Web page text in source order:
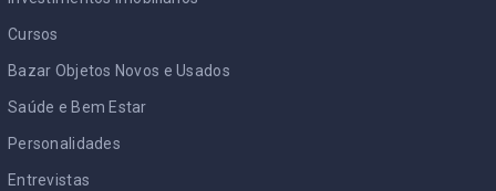
Cursos
Bazar Objetos Novos e Usados
Saúde e Bem Estar
Personalidades
Entrevistas